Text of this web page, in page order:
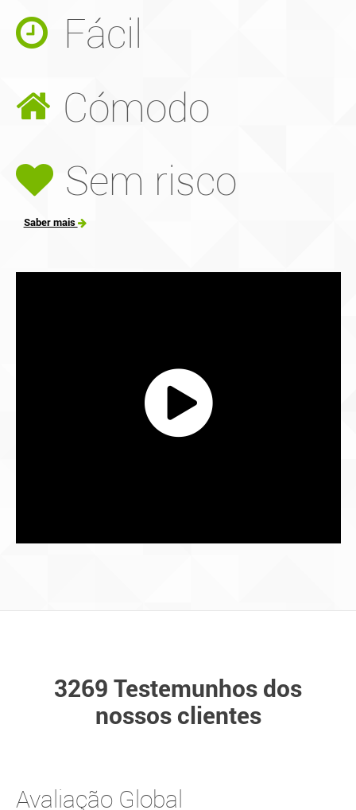
Fácil
Cómodo
Sem risco
Saber mais
3269 Testemunhos dos
nossos clientes
Avaliação Global